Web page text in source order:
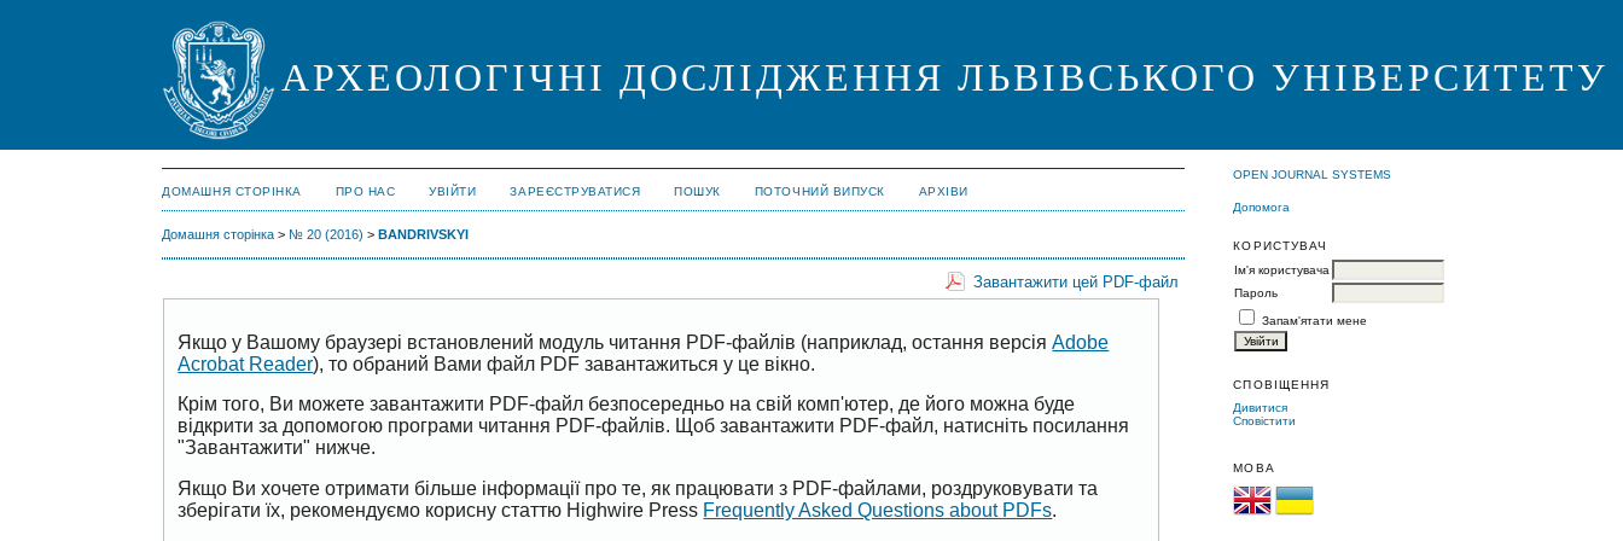
АРХЕОЛОГІЧНІ ДОСЛІДЖЕННЯ ЛЬВІВСЬКОГО УНІВЕРСИТЕТУ
OPEN JOURNAL SYSTEMS
Допомога
КОРИСТУВАЧ
Ім'я користувача
Пароль
Запам'ятати мене
СПОВІЩЕННЯ
Дивитися
Сповістити
МОВА
ДОМАШНЯ СТОРІНКА ПРО НАС УВІЙТИ ЗАРЕЄСТРУВАТИСЯ ПОШУК ПОТОЧНИЙ ВИПУСК АРХІВИ
Домашня сторінка > № 20 (2016) >BANDRIVSKYI
Завантажити цей PDF-файл
Якщо у Вашому браузері встановлений модуль читання PDF-файлів (наприклад, остання версіяAdobe
Acrobat Reader), то обраний Вами файл PDF завантажиться у це вікно.
Крім того, Ви можете завантажити PDF-файл безпосередньо на свій комп'ютер, де його можна буде
відкрити за допомогою програми читання PDF-файлів. Щоб завантажити PDF-файл, натисніть посилання
"Завантажити" нижче.
Якщо Ви хочете отримати більше інформації про те, як працювати з PDF-файлами, роздруковувати та
зберігати їх, рекомендуємо корисну статтю Highwire Press Frequently Asked Questions about PDFs.